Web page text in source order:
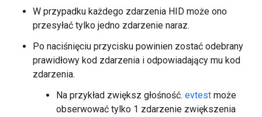
W przypadku każdego zdarzenia HID może ono
przesyłać tylko jedno zdarzenie naraz.
Po naciśnięciu przycisku powinien zostać odebrany
prawidłowy kod zdarzenia i odpowiadający mu kod
zdarzenia.
Na przykład zwiększ głośność. evtest może
obserwować tylko 1 zdarzenie zwiększenia